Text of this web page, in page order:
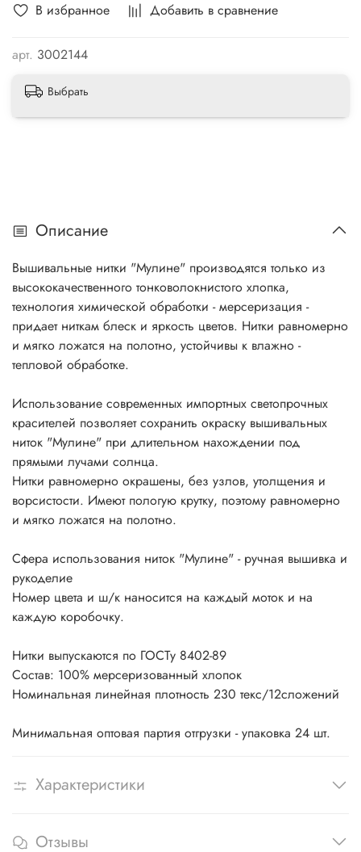
В избранное Добавить в сравнение
арт. 3002144
Выбрать
Описание
Вышивальные нитки "Мулине" производятся только из
высококачественного тонковолокнистого хлопка,
технология химической обработки - мерсеризация -
придает ниткам блеск и яркость цветов. Нитки равномерно
и мягко ложатся на полотно, устойчивы к влажно -
тепловой обработке.
Использование современных импортных светопрочных
красителей позволяет сохранить окраску вышивальных
ниток "Мулине" при длительном нахождении под
прямыми лучами солнца.
Нитки равномерно окрашены, без узлов, утолщения и
ворсистости. Имеют пологую крутку, поэтому равномерно
и мягко ложатся на полотно.
Сфера использования ниток "Мулине" - ручная вышивка и
рукоделие
Номер цвета и ш/к наносится на каждый моток и на
каждую коробочку.
Нитки выпускаются по ГОСТу 8402-89
Состав: 100% мерсеризованный хлопок
Номинальная линейная плотность 230 текс/12сложений
Минимальная оптовая партия отгрузки - упаковка 24 шт.
Характеристики
Отзывы